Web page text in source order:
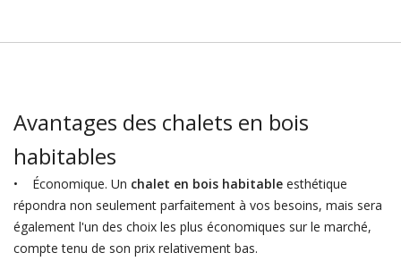
Avantages des chalets en bois
habitables
• Économique. Un chalet en bois habitableesthétique
répondra non seulement parfaitement à vos besoins, mais sera
également l'un des choix les plus économiques sur le marché,
compte tenu de son prix relativement bas.